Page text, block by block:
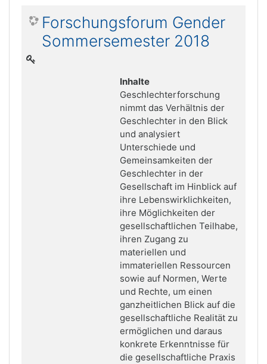
Forschungsforum Gender
Sommersemester 2018
Inhalte
Geschlechterforschung
nimmt das Verhältnis der
Geschlechter in den Blick
und analysiert
Unterschiede und
Gemeinsamkeiten der
Geschlechter in der
Gesellschaft im Hinblick auf
ihre Lebenswirklichkeiten,
ihre Möglichkeiten der
gesellschaftlichen Teilhabe,
ihren Zugang zu
materiellen und
immateriellen Ressourcen
sowie auf Normen, Werte
und Rechte, um einen
ganzheitlichen Blick auf die
gesellschaftliche Realität zu
ermöglichen und daraus
konkrete Erkenntnisse für
die gesellschaftliche Praxis